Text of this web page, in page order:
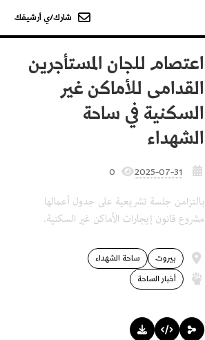
شارك/ي أرشيفك
اعتصام للجان المستأجرين
القدامى للأماكن غير
السكنية في ساحة
الشهداء
2025-07-31
0
بالتزامن جلسة تشريعية على جدول أعمالها
مشروع قانون إيجارات الأماكن غير السكنية.
بيروت
ساحة الشهداء
أخبار الساحة